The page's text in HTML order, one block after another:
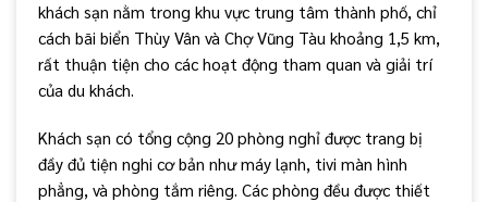
khách sạn nằm trong khu vực trung tâm thành phố, chỉ
cách bãi biển Thùy Vân và Chợ Vũng Tàu khoảng 1,5 km,
rất thuận tiện cho các hoạt động tham quan và giải trí
của du khách.
Khách sạn có tổng cộng 20 phòng nghỉ được trang bị
đầy đủ tiện nghi cơ bản như máy lạnh, tivi màn hình
phẳng, và phòng tắm riêng. Các phòng đều được thiết